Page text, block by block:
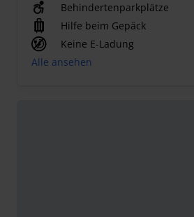
Behindertenparkplätze
Hilfe beim Gepäck
Keine E-Ladung
Alle ansehen